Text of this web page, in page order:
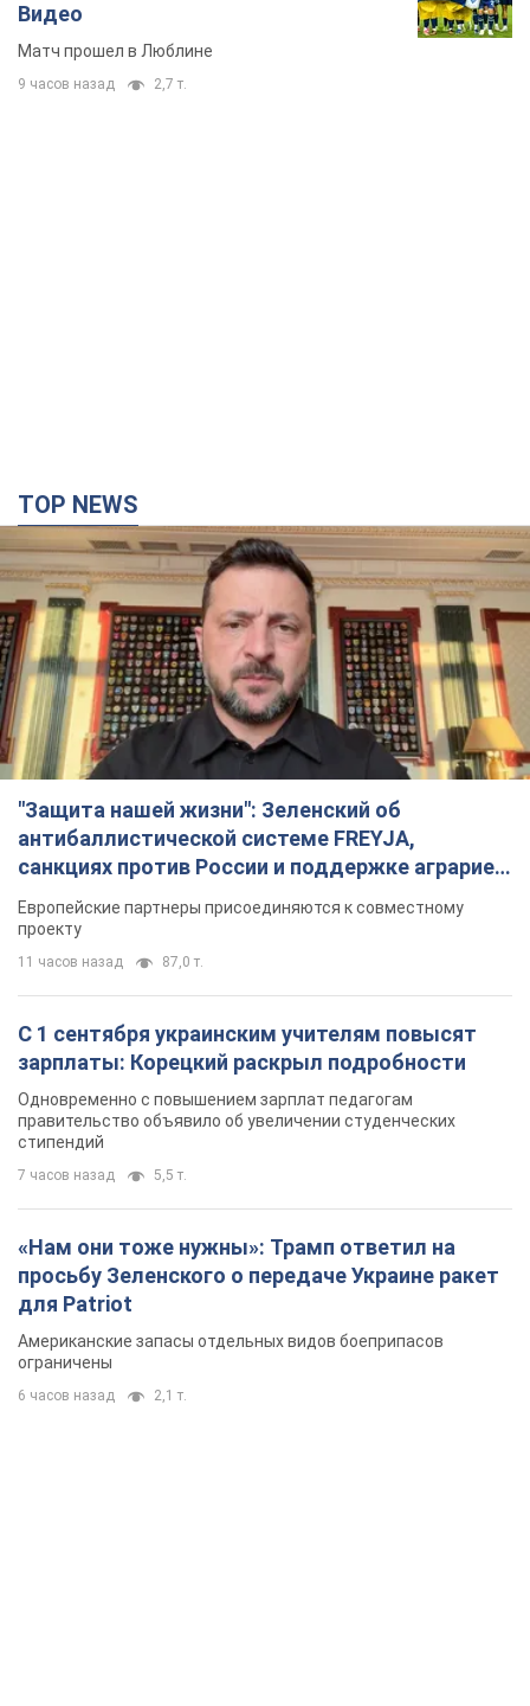
Видео
Матч прошел в Люблине
9 часов назад 2,7 т.
TOP NEWS
"Защита нашей жизни": Зеленский об
антибаллистической системе FREYJA,
санкциях против России и поддержке аграриев.
Видео
Европейские партнеры присоединяются к совместному
проекту
11 часов назад 87,0 т.
С 1 сентября украинским учителям повысят
зарплаты: Корецкий раскрыл подробности
Одновременно с повышением зарплат педагогам
правительство объявило об увеличении студенческих
стипендий
7 часов назад 5,5 т.
«Нам они тоже нужны»: Трамп ответил на
просьбу Зеленского о передаче Украине ракет
для Patriot
Американские запасы отдельных видов боеприпасов
ограничены
6 часов назад 2,1 т.